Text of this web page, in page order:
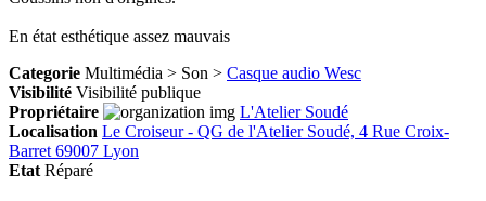
En état esthétique assez mauvais
Categorie Multimédia > Son > Casque audio Wesc
Visibilité Visibilité publique
Propriétaire
L'Atelier Soudé
Localisation Le Croiseur - QG de l'Atelier Soudé, 4 Rue Croix-
Barret 69007 Lyon
Etat Réparé